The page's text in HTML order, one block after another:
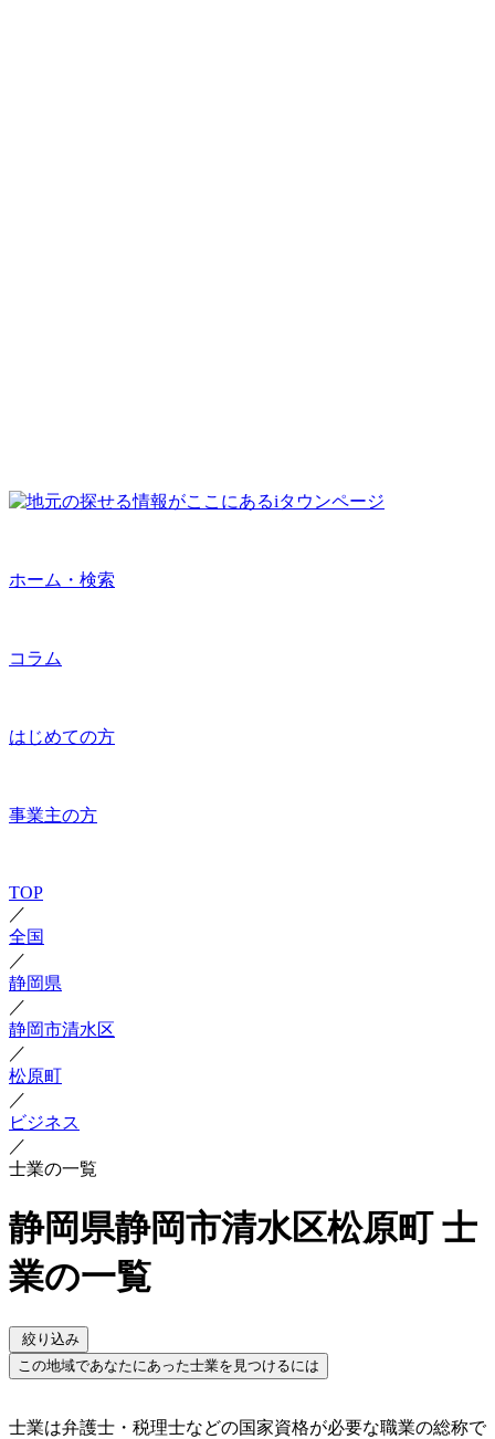
ホーム・検索
コラム
はじめての方
事業主の方
TOP
／
全国
／
静岡県
／
静岡市清水区
／
松原町
／
ビジネス
／
士業の一覧
静岡県静岡市清水区松原町 士
業の一覧
絞り込み
この地域であなたにあった士業を見つけるには
士業は弁護士・税理士などの国家資格が必要な職業の総称で